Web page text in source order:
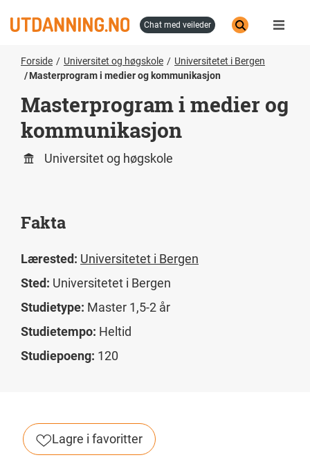
til
chat med veileder
Forside Universitet og høgskole
Universitetet i Bergen
Masterprogram i medier og kommunikasjon
Masterprogram i medier og
kommunikasjon
Universitet og høgskole
Fakta
Lærested: Universitetet i Bergen
Sted: Universitetet i Bergen
Studietype: Master 1,5-2 år
Studietempo: Heltid
Studiepoeng: 120
Lagre i favoritter